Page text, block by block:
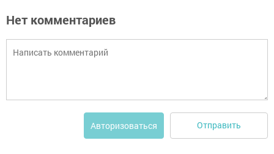
Нет комментариев
Авторизоваться Отправить